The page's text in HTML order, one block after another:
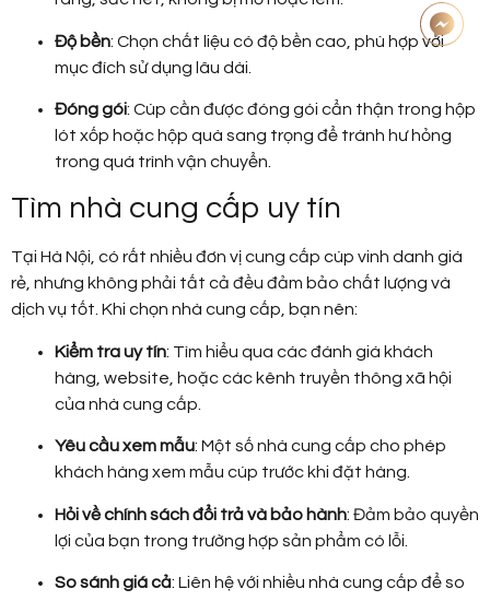
Độ bền: Chọn chất liệu có độ bền cao, phù hợp với
mục đích sử dụng lâu dài.
Đóng gói: Cúp cần được đóng gói cẩn thận trong hộp
lót xốp hoặc hộp quà sang trọng để tránh hư hỏng
trong quá trình vận chuyển.
Tìm nhà cung cấp uy tín
Tại Hà Nội, có rất nhiều đơn vị cung cấp cúp vinh danh giá
rẻ, nhưng không phải tất cả đều đảm bảo chất lượng và
dịch vụ tốt. Khi chọn nhà cung cấp, bạn nên:
Kiểm tra uy tín: Tìm hiểu qua các đánh giá khách
hàng, website, hoặc các kênh truyền thông xã hội
của nhà cung cấp.
Yêu cầu xem mẫu: Một số nhà cung cấp cho phép
khách hàng xem mẫu cúp trước khi đặt hàng.
Hỏi về chính sách đổi trả và bảo hành: Đảm bảo quyền
lợi của bạn trong trường hợp sản phẩm có lỗi.
So sánh giá cả: Liên hệ với nhiều nhà cung cấp để so